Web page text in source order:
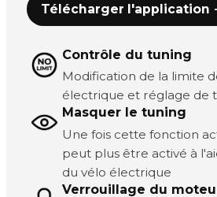
Télécharger l'application
Contrôle du tuning
Modification de la limite
électrique et réglage de
Masquer le tuning
Une fois cette fonction
peut plus être activé à
du vélo électrique
Verrouillage du